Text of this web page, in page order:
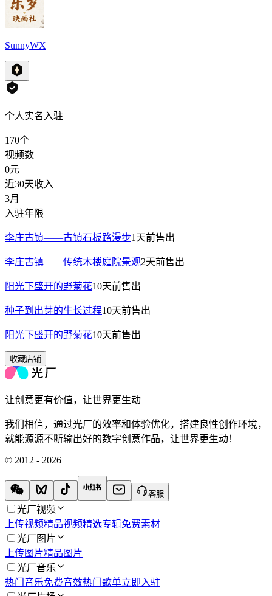
SunnyWX
个人实名入驻
170个
视频数
0元
近30天收入
3月
入驻年限
李庄古镇——古镇石板路漫步1天前售出
李庄古镇——传统木楼庭院景观2天前售出
阳光下盛开的野菊花10天前售出
种子到出芽的生长过程10天前售出
阳光下盛开的野菊花10天前售出
收藏店铺
让创意更有价值，让世界更生动
我们相信，通过光厂的效率和体验优化，搭建良性创作环境，
就能源源不断输出好的数字创意作品，让世界更生动！
© 2012 - 2026
客服
光厂视频
上传视频精品视频精选专辑免费素材
光厂图片
上传图片精品图片
光厂音乐
热门音乐免费音效热门歌单立即入驻